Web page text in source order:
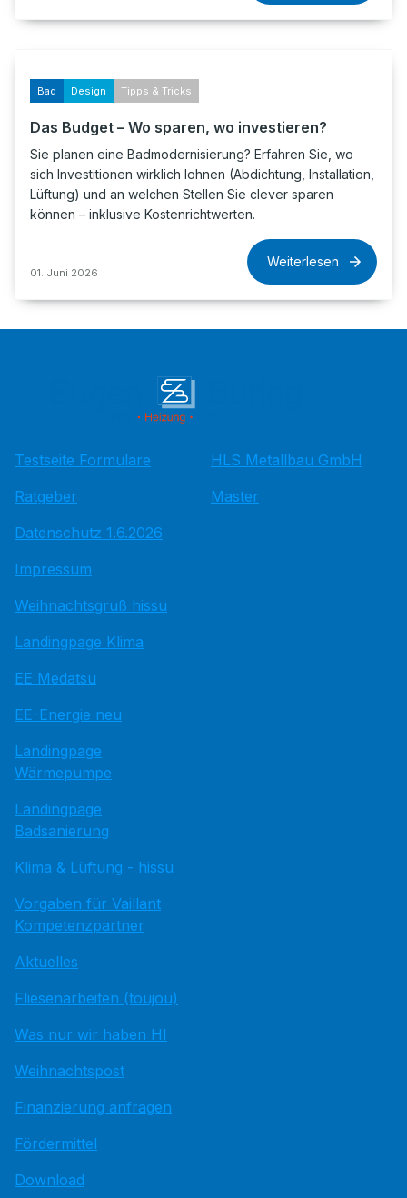
Bad Design Tipps & Tricks
Das Budget – Wo sparen, wo investieren?
Sie planen eine Badmodernisierung? Erfahren Sie, wo
sich Investitionen wirklich lohnen (Abdichtung, Installation,
Lüftung) und an welchen Stellen Sie clever sparen
können – inklusive Kostenrichtwerten.
01. Juni 2026
Weiterlesen
Testseite Formulare
Ratgeber
Datenschutz 1.6.2026
Impressum
Weihnachtsgruß hissu
Landingpage Klima
EE Medatsu
EE-Energie neu
Landingpage
Wärmepumpe
Landingpage
Badsanierung
Klima & Lüftung - hissu
Vorgaben für Vaillant
Kompetenzpartner
Aktuelles
Fliesenarbeiten (toujou)
Was nur wir haben HI
Weihnachtspost
Finanzierung anfragen
Fördermittel
Download
HLS Metallbau GmbH
Master